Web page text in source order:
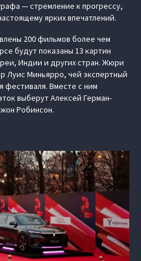
— стремление к прогрессу,
ярких впечатлений.
200 фильмов более чем
будут показаны 13 картин
Индии и других стран. Жюри
Луис Миньярро, чей экспертный
фестиваля. Вместе с ним
выберут Алексей Герман-
Робинсон.